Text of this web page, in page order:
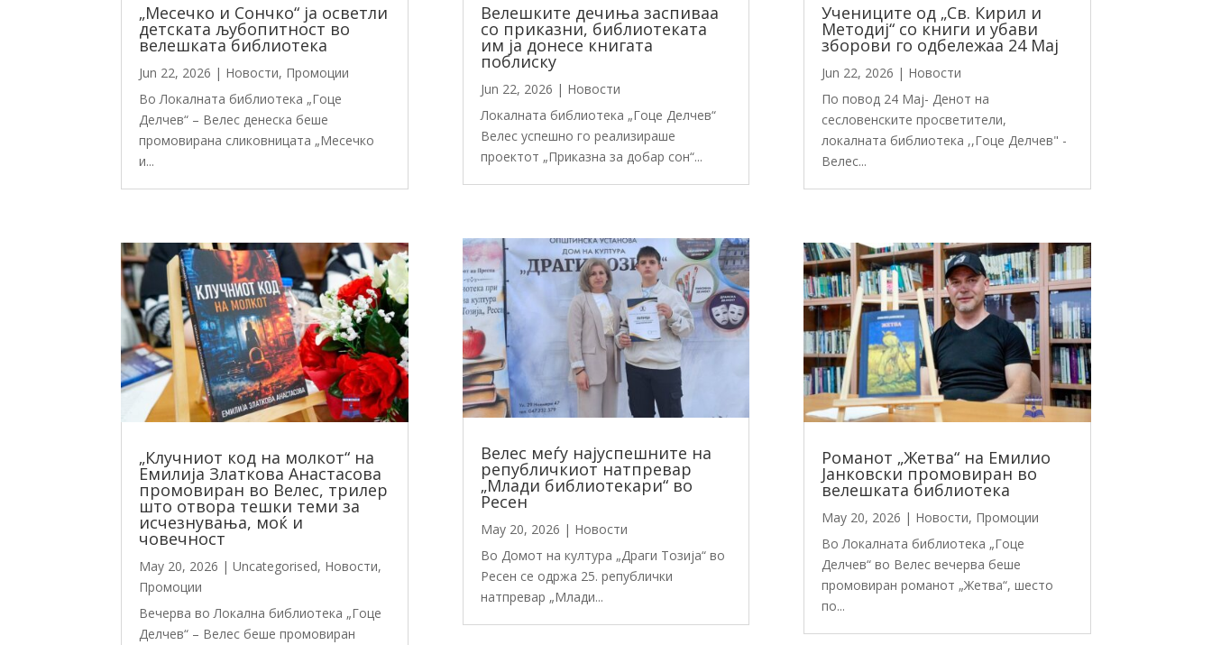
„Месечко и Сончко“ ја осветли
детската љубопитност во
велешката библиотека
Jun 22, 2026 | Новости, Промоции
Во Локалната библиотека „Гоце
Делчев“ – Велес денеска беше
промовирана сликовницата „Месечко
и...
„Клучниот код на молкот“ на
Емилија Златкова Анастасова
промовиран во Велес, трилер
што отвора тешки теми за
исчезнувања, моќ и
човечност
May 20, 2026 |Uncategorised, Новости,
Промоции
Вечерва во Локална библиотека „Гоце
Делчев“ – Велес беше промовиран
Велешките дечиња заспиваа
со приказни, библиотеката
им ја донесе книгата
поблиску
Jun 22, 2026 | Новости
Локалната библиотека „Гоце Делчев“
Велес успешно го реализираше
проектот „Приказна за добар сон“...
Велес меѓу најуспешните на
републичкиот натпревар
„Млади библиотекари“ во
Ресен
May 20, 2026 | Новости
Во Домот на култура „Драги Тозија“ во
Ресен се одржа 25. републички
натпревар „Млади...
Учениците од „Св. Кирил и
Методиј“ со книги и убави
зборови го одбележаа 24 Мај
Jun 22, 2026 | Новости
По повод 24 Мај- Денот на
сесловенските просветители,
локалната библиотека ,,Гоце Делчев" -
Велес...
Романот „Жетва“ на Емилио
Јанковски промовиран во
велешката библиотека
May 20, 2026 | Новости, Промоции
Во Локалната библиотека „Гоце
Делчев“ во Велес вечерва беше
промовиран романот „Жетва“, шесто
по...